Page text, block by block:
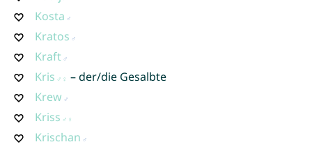
Kosta
Kratos
Kraft
Kris
– der/die Gesalbte
Krew
Kriss
Krischan